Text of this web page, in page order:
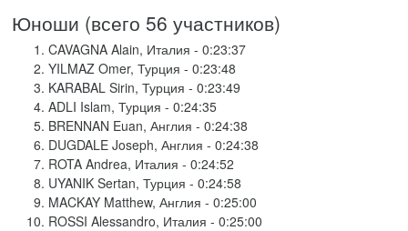
Юноши (всего 56 участников)
CAVAGNA Alain, Италия - 0:23:37
YILMAZ Omer, Турция - 0:23:48
KARABAL Sirin, Турция - 0:23:49
ADLI Islam, Турция - 0:24:35
BRENNAN Euan, Англия - 0:24:38
DUGDALE Joseph, Англия - 0:24:38
ROTA Andrea, Италия - 0:24:52
UYANIK Sertan, Турция - 0:24:58
MACKAY Matthew, Англия - 0:25:00
ROSSI Alessandro, Италия - 0:25:00